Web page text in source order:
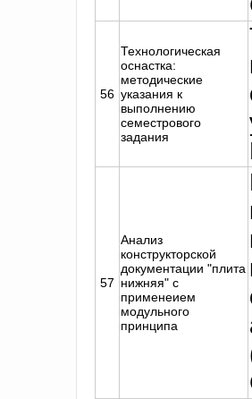
56
Технологическая
оснастка:
методические
указания к
выполнению
семестрового
задания
57
Анализ
конструкторской
документации "плита
нижняя" с
применеием
модульного
принципа